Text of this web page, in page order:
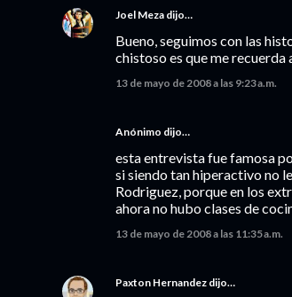
Joel Meza dijo…
Bueno, seguimos con las
chistoso es que me
13 de mayo de 2008 a las 9:23 a.m.
Anónimo dijo…
esta entrevista fue famosa
si siendo tan hiperactivo no
Rodriguez, porque en los
ahora no hubo clases de
13 de mayo de 2008 a las 11:35 a.m.
Paxton Hernandez dijo…